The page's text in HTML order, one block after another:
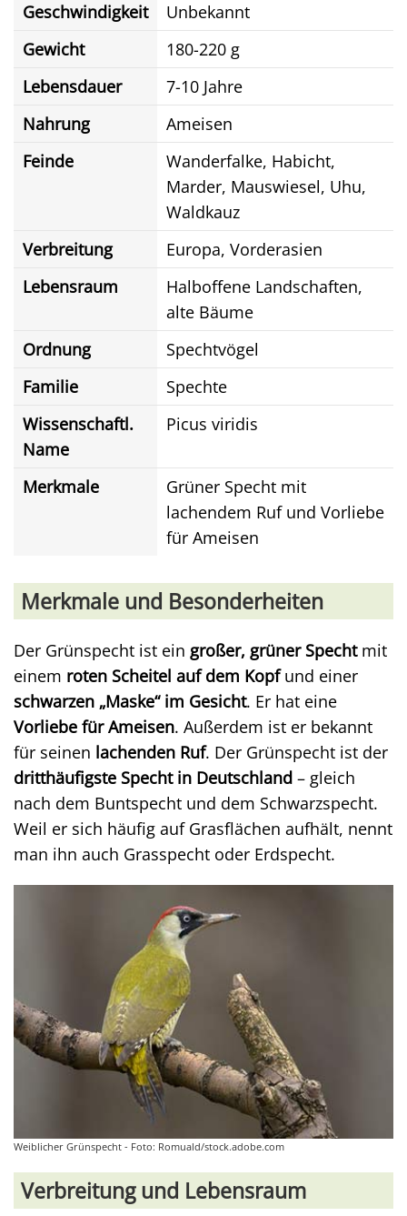
Geschwindigkeit
Unbekannt
Gewicht
180-220 g
Lebensdauer
7-10 Jahre
Nahrung
Ameisen
Feinde
Wanderfalke, Habicht,
Marder, Mauswiesel, Uhu,
Waldkauz
Verbreitung
Europa, Vorderasien
Lebensraum
Halboffene Landschaften,
alte Bäume
Ordnung
Spechtvögel
Familie
Spechte
Wissenschaftl.
Name
Picus viridis
Merkmale
Grüner Specht mit
lachendem Ruf und Vorliebe
für Ameisen
Merkmale und Besonderheiten
Der Grünspecht ist ein großer, grüner Spechtmit
einem roten Scheitel auf dem Kopfund einer
schwarzen „Maske“ im Gesicht. Er hat eine
Vorliebe für Ameisen. Außerdem ist er bekannt
für seinen lachenden Ruf. Der Grünspecht ist der
dritthäufigste Specht in Deutschland – gleich
nach dem Buntspecht und dem Schwarzspecht.
Weil er sich häufig auf Grasflächen aufhält, nennt
man ihn auch Grasspecht oder Erdspecht.
Weiblicher Grünspecht - Foto: Romuald/stock.adobe.com
Verbreitung und Lebensraum